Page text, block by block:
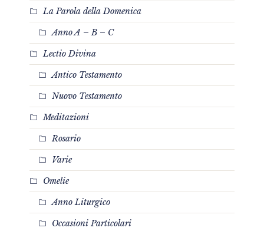
La Parola della Domenica
Anno A – B – C
Lectio Divina
Antico Testamento
Nuovo Testamento
Meditazioni
Rosario
Varie
Omelie
Anno Liturgico
Occasioni Particolari